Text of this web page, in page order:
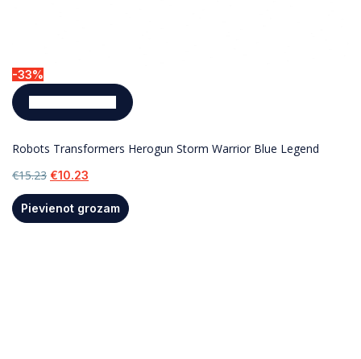
-33%
Robots Transformers Herogun Storm Warrior Blue Legend
€15.23 €10.23
Pievienot grozam